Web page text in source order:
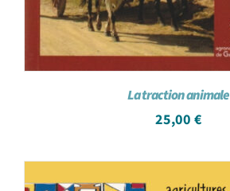
La traction animale
25,00 €